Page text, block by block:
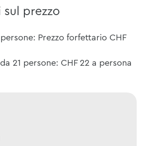
sul prezzo
Prezzo forfettario CHF
21 persone: CHF 22 a persona